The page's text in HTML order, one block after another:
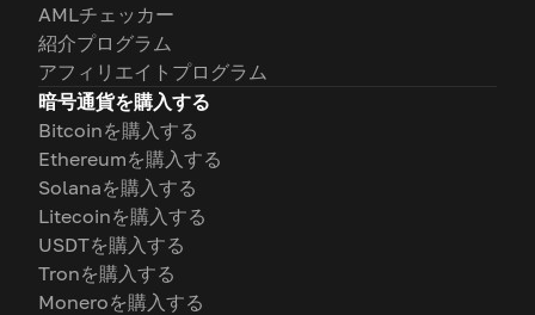
AMLチェッカー
紹介プログラム
アフィリエイトプログラム
暗号通貨を購入する
Bitcoinを購入する
Ethereumを購入する
Solanaを購入する
Litecoinを購入する
USDTを購入する
Tronを購入する
Moneroを購入する